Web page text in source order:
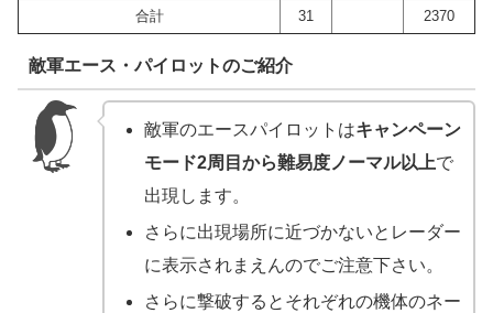
合計 31 2370
敵軍エース・パイロットのご紹介
敵軍のエースパイロットはキャンペーン
モード2周目から難易度ノーマル以上で
出現します。
さらに出現場所に近づかないとレーダー
に表示されまえんのでご注意下さい。
さらに撃破するとそれぞれの機体のネー